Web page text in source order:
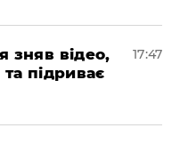
зняв відео,
підриває
17:47